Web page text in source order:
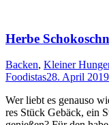
Herbe
Backen, Kleiner
Foodistas28. April 2019
Wer liebt es genau­so
res Stück Gebäck, ein